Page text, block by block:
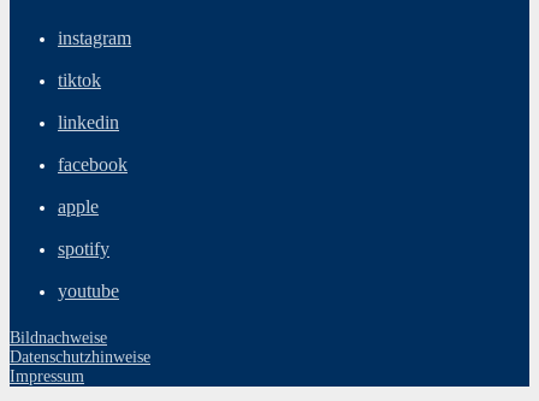
instagram
tiktok
linkedin
facebook
apple
spotify
youtube
Bildnachweise
Datenschutzhinweise
Impressum